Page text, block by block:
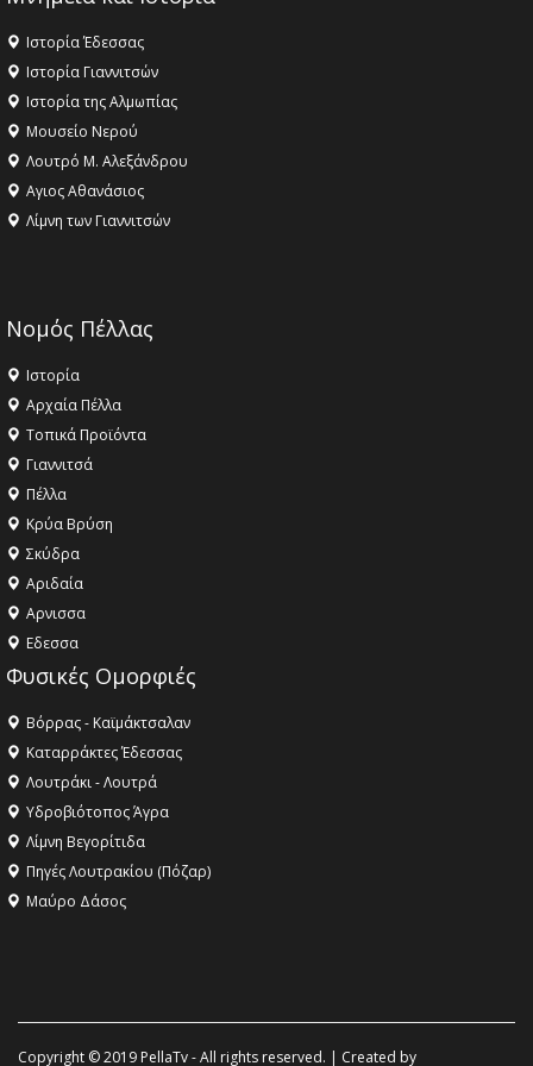
Ιστορία Έδεσσας
Ιστορία Γιαννιτσών
Ιστορία της Αλμωπίας
Μουσείο Νερού
Λουτρό Μ. Αλεξάνδρου
Αγιος Αθανάσιος
Λίμνη των Γιαννιτσών
Νομός Πέλλας
Ιστορία
Αρχαία Πέλλα
Τοπικά Προϊόντα
Γιαννιτσά
Πέλλα
Κρύα Βρύση
Σκύδρα
Αριδαία
Aρνισσα
Eδεσσα
Φυσικές Ομορφιές
Βόρρας - Καϊμάκτσαλαν
Καταρράκτες Έδεσσας
Λουτράκι - Λουτρά
Υδροβιότοπος Άγρα
Λίμνη Βεγορίτιδα
Πηγές Λουτρακίου (Πόζαρ)
Μαύρο Δάσος
Copyright © 2019 PellaTv - All rights reserved. | Created by